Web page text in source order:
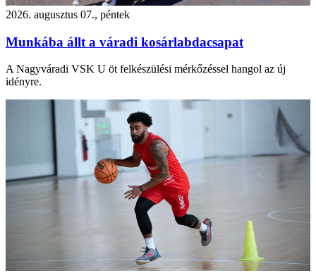
2026. augusztus 07., péntek
Munkába állt a váradi kosárlabdacsapat
A Nagyváradi VSK U öt felkészülési mérkőzéssel hangol az új
idényre.